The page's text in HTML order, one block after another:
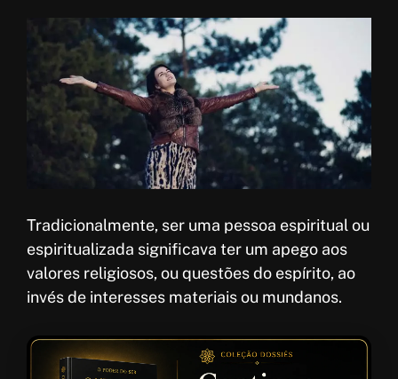
Tradicionalmente, ser uma pessoa espiritual ou
espiritualizada significava ter um apego aos
valores religiosos, ou questões do espírito, ao
invés de interesses materiais ou mundanos.